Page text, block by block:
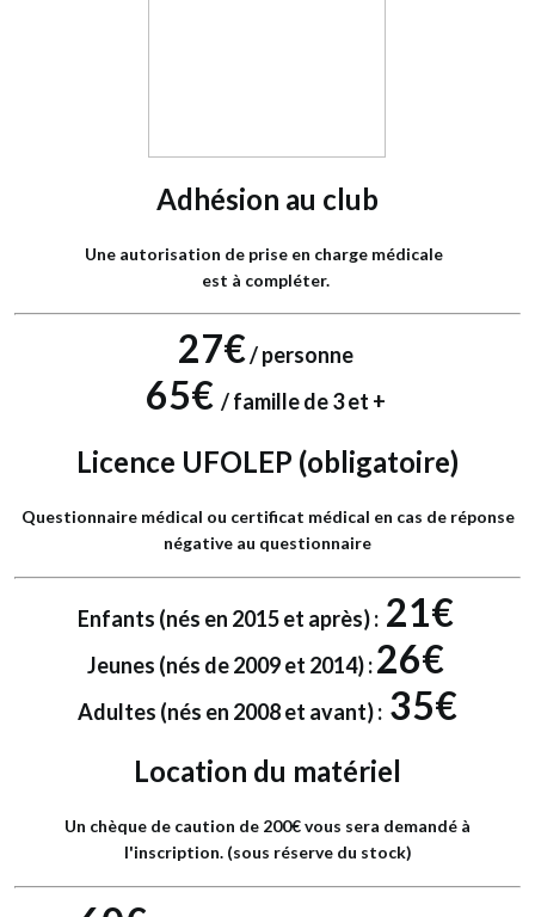
Adhésion au club
Une autorisation de prise en charge médicale
est à compléter.
27€/ personne
65€ / famille de 3 et +
Licence UFOLEP (obligatoire)
Questionnaire médical ou certificat médical en cas de réponse
négative au questionnaire
Enfants (nés en 2015 et après) : 21€
Jeunes (nés de 2009 et 2014) :26€
Adultes (nés en 2008 et avant) : 35€
Location du matériel
Un chèque de caution de 200€ vous sera demandé à
l'inscription. (sous réserve du stock)